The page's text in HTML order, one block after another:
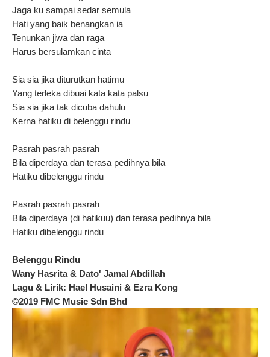
Jaga ku sampai sedar semula
Hati yang baik benangkan ia
Tenunkan jiwa dan raga
Harus bersulamkan cinta
Sia sia jika diturutkan hatimu
Yang terleka dibuai kata kata palsu
Sia sia jika tak dicuba dahulu
Kerna hatiku di belenggu rindu
Pasrah pasrah pasrah
Bila diperdaya dan terasa pedihnya bila
Hatiku dibelenggu rindu
Pasrah pasrah pasrah
Bila diperdaya (di hatikuu) dan terasa pedihnya bila
Hatiku dibelenggu rindu
Belenggu Rindu
Wany Hasrita & Dato' Jamal Abdillah
Lagu & Lirik: Hael Husaini & Ezra Kong
©2019 FMC Music Sdn Bhd